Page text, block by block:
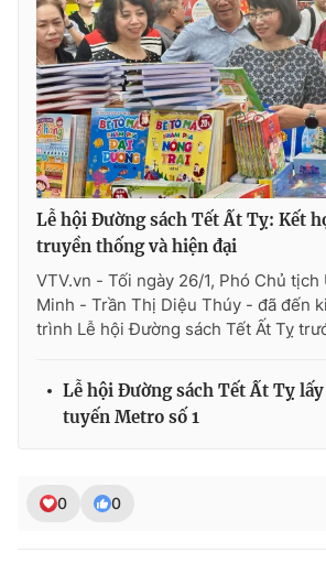
Lễ hội Đường sách Tết Ất Tỵ: Kết
truyền thống và hiện đại
VTV.vn - Tối ngày 26/1, Phó Chủ tịch
Minh - Trần Thị Diệu Thúy - đã đến
trình Lễ hội Đường sách Tết Ất Tỵ
Lễ hội Đường sách Tết Ất Tỵ
tuyến Metro số 1
0 0